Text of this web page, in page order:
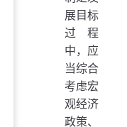
展目标
过程
中，应
当综合
考虑宏
观经济
政策、